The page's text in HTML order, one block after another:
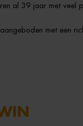
al 39 jaar met veel
met een